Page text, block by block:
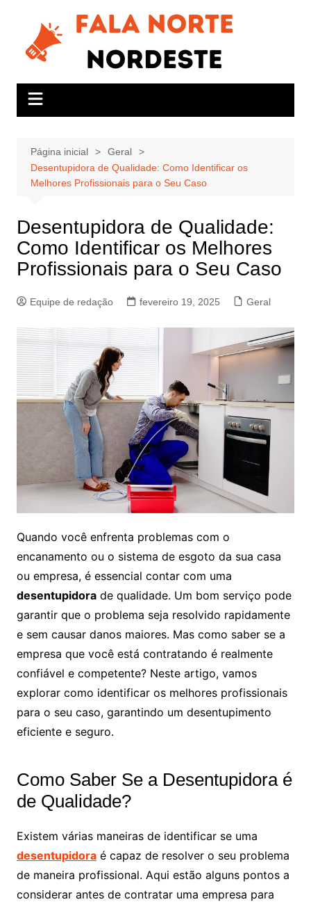
conteúdo
Página inicial
Geral
Desentupidora de Qualidade: Como Identificar os
Melhores Profissionais para o Seu Caso
Desentupidora de Qualidade:
Como Identificar os Melhores
Profissionais para o Seu Caso
Equipe de redação fevereiro 19, 2025 Geral
Quando você enfrenta problemas com o
encanamento ou o sistema de esgoto da sua casa
ou empresa, é essencial contar com uma
desentupidorade qualidade. Um bom serviço pode
garantir que o problema seja resolvido rapidamente
e sem causar danos maiores. Mas como saber se a
empresa que você está contratando é realmente
confiável e competente? Neste artigo, vamos
explorar como identificar os melhores profissionais
para o seu caso, garantindo um desentupimento
eficiente e seguro.
Como Saber Se a Desentupidora é
de Qualidade?
Existem várias maneiras de identificar se uma
desentupidoraé capaz de resolver o seu problema
de maneira profissional. Aqui estão alguns pontos a
considerar antes de contratar uma empresa para